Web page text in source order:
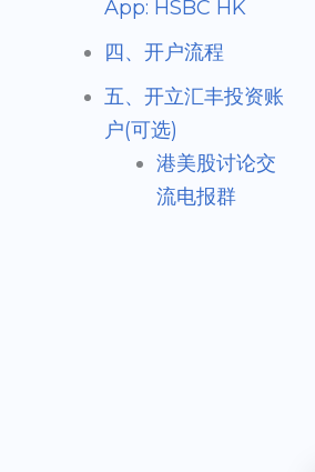
App: HSBC HK
四、开户流程
五、开立汇丰投资账
户(可选)
港美股讨论交
流电报群